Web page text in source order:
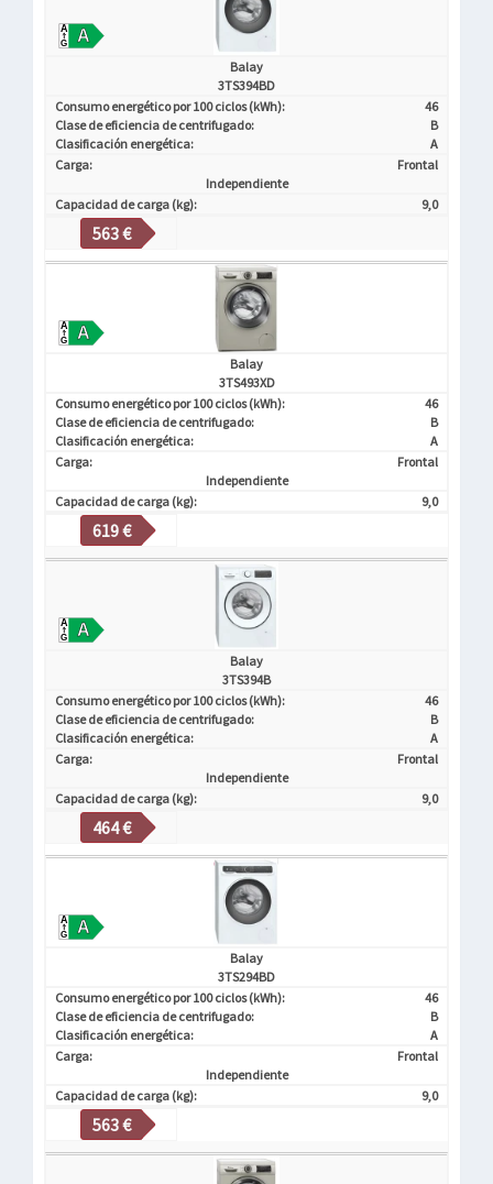
Balay
3TS394BD
Consumo energético por 100 ciclos (kWh):
46
Clase de eficiencia de centrifugado:
B
Clasificación energética:
A
Carga:
Frontal
Independiente
Capacidad de carga (kg):
9,0
563 €
Balay
3TS493XD
Consumo energético por 100 ciclos (kWh):
46
Clase de eficiencia de centrifugado:
B
Clasificación energética:
A
Carga:
Frontal
Independiente
Capacidad de carga (kg):
9,0
619 €
Balay
3TS394B
Consumo energético por 100 ciclos (kWh):
46
Clase de eficiencia de centrifugado:
B
Clasificación energética:
A
Carga:
Frontal
Independiente
Capacidad de carga (kg):
9,0
464 €
Balay
3TS294BD
Consumo energético por 100 ciclos (kWh):
46
Clase de eficiencia de centrifugado:
B
Clasificación energética:
A
Carga:
Frontal
Independiente
Capacidad de carga (kg):
9,0
563 €